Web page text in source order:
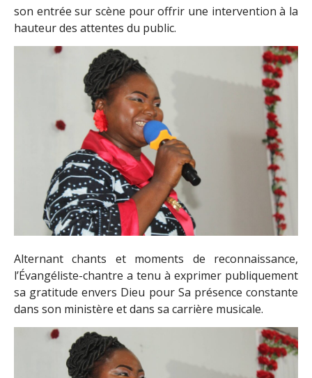
son entrée sur scène pour offrir une intervention à la
hauteur des attentes du public.
Alternant chants et moments de reconnaissance,
l’Évangéliste-chantre a tenu à exprimer publiquement
sa gratitude envers Dieu pour Sa présence constante
dans son ministère et dans sa carrière musicale.